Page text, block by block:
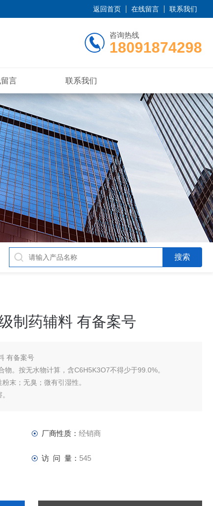
返回首页 在线留言 联系我们
咨询热线
18091874298
言 联系我们
制药辅料 有备案号
有备案号
。按无水物计算，含C6H5K3O7不得少于99.0%。
末；无臭；微有引湿性。
厂商性质： 经销商
访 问 量： 545